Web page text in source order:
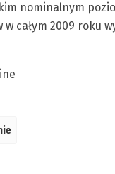
nominalnym
całym 2009 roku